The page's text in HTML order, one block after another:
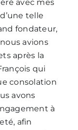
avec mes
telle
fondateur,
avions
après la
qui
consolation
avons
à
afin